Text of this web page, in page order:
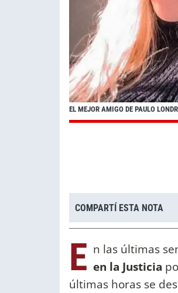
EL MEJOR AMIGO DE PAULO
COMPARTÍ ESTA NOTA
E n las últimas
en la Justicia
últimas horas se